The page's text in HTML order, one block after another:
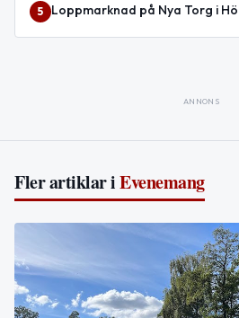
5 Loppmarknad på Nya Torg i
ANNONS
Fler artiklar iEvenemang